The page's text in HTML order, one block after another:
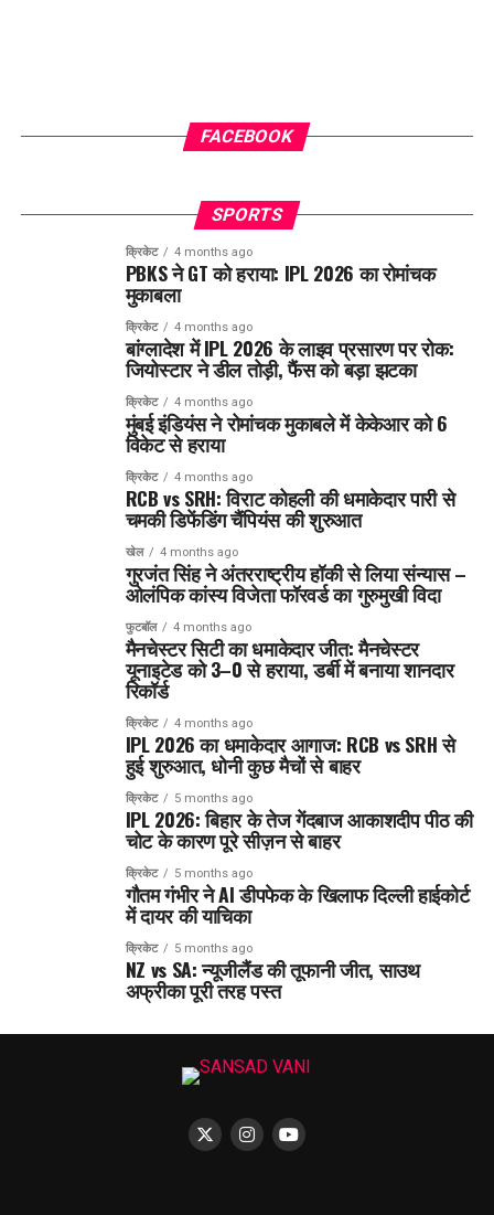
FACEBOOK
SPORTS
क्रिकेट 4 months ago
PBKS ने GT को हराया: IPL 2026 का रोमांचक
मुकाबला
क्रिकेट 4 months ago
बांग्लादेश में IPL 2026 के लाइव प्रसारण पर रोक:
जियोस्टार ने डील तोड़ी, फैंस को बड़ा झटका
क्रिकेट 4 months ago
मुंबई इंडियंस ने रोमांचक मुकाबले में केकेआर को 6
विकेट से हराया
क्रिकेट 4 months ago
RCB vs SRH: विराट कोहली की धमाकेदार पारी से
चमकी डिफेंडिंग चैंपियंस की शुरुआत
खेल 4 months ago
गुरजंत सिंह ने अंतरराष्ट्रीय हॉकी से लिया संन्यास –
ओलंपिक कांस्य विजेता फॉरवर्ड का गुरुमुखी विदा
फुटबॉल 4 months ago
मैनचेस्टर सिटी का धमाकेदार जीत: मैनचेस्टर
यूनाइटेड को 3–0 से हराया, डर्बी में बनाया शानदार
रिकॉर्ड
क्रिकेट 4 months ago
IPL 2026 का धमाकेदार आगाज: RCB vs SRH से
हुई शुरुआत, धोनी कुछ मैचों से बाहर
क्रिकेट 5 months ago
IPL 2026: बिहार के तेज गेंदबाज आकाशदीप पीठ की
चोट के कारण पूरे सीज़न से बाहर
क्रिकेट 5 months ago
गौतम गंभीर ने AI डीपफेक के खिलाफ दिल्ली हाईकोर्ट
में दायर की याचिका
क्रिकेट 5 months ago
NZ vs SA: न्यूजीलैंड की तूफानी जीत, साउथ
अफ्रीका पूरी तरह पस्त